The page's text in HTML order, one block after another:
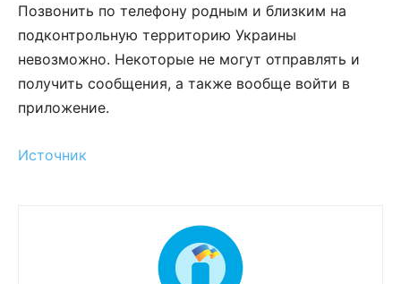
Позвонить по телефону родным и близким на
подконтрольную территорию Украины
невозможно. Некоторые не могут отправлять и
получить сообщения, а также вообще войти в
приложение.
Источник